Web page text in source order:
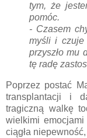
tym, że
pomóc.
- Czasem
myśli i czuje
przyszło mu
tę radę
Poprzez postać
transplantacji i
tragiczną walkę
wielkimi emocjami
ciągła